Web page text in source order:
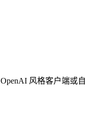
风格客户端或